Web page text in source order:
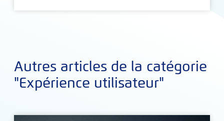
Autres articles de la catégorie
"Expérience utilisateur"